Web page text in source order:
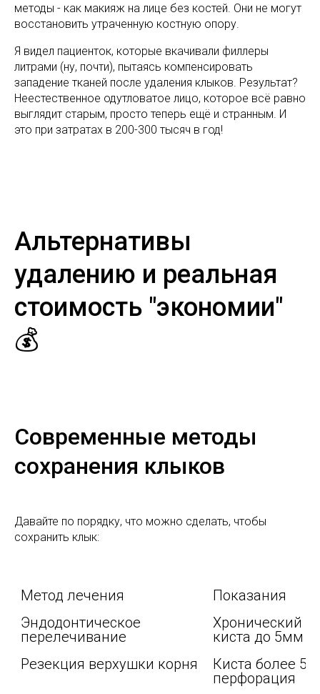
методы - как макияж на лице без костей. Они не могут
восстановить утраченную костную опору.
Я видел пациенток, которые вкачивали филлеры
литрами (ну, почти), пытаясь компенсировать
западение тканей после удаления клыков. Результат?
Неестественное одутловатое лицо, которое всё равно
выглядит старым, просто теперь ещё и странным. И
это при затратах в 200-300 тысяч в год!
Альтернативы
удалению и реальная
стоимость "экономии"
💰
Современные методы
сохранения клыков
Давайте по порядку, что можно сделать, чтобы
сохранить клык:
Метод лечения
Показания
Эндодонтическое
перелечивание
Хронический
киста до 5мм
Резекция верхушки корня
Киста более
перфорация